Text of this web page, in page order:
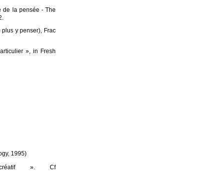
de la pensée - The
y penser), Frac
», in Fresh
1995)
». Cf